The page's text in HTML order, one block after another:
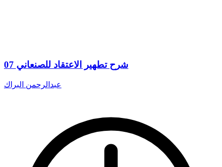
شرح تطهير الاعتقاد للصنعاني 07
عبدالرحمن البراك